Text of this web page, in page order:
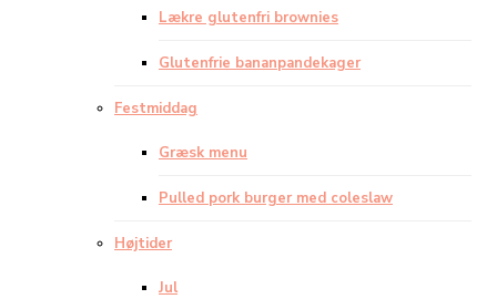
Lækre glutenfri brownies
Glutenfrie bananpandekager
Festmiddag
Græsk menu
Pulled pork burger med coleslaw
Højtider
Jul